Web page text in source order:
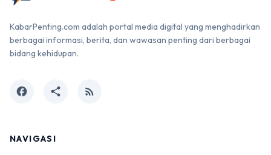
KabarPenting.com adalah portal media digital yang menghadirkan
berbagai informasi, berita, dan wawasan penting dari berbagai
bidang kehidupan.
facebook share rss_feed
NAVIGASI